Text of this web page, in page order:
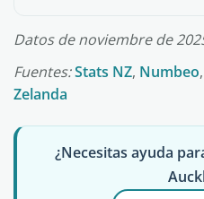
Datos de noviembre de
Fuentes:Stats NZ, Numbeo,
Zelanda
¿Necesitas ayuda